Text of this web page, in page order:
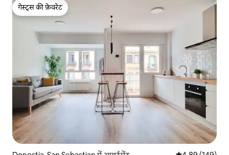
गेस्ट्स की फ़ेवरेट
गेस्ट्स की फ़ेवरेट